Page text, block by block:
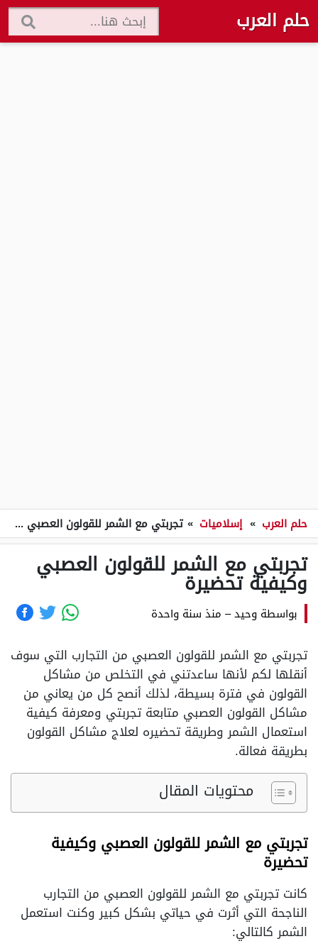
حلم العرب
حلم العرب » إسلاميات » تجربتي مع الشمر للقولون العصبي وكيفية تحضيرة
تجربتي مع الشمر للقولون العصبي
وكيفية تحضيرة
بواسطة وحيد– منذ سنة واحدة
تجربتي مع الشمر للقولون العصبي من التجارب التي سوف
أنقلها لكم لأنها ساعدتني في التخلص من مشاكل
القولون في فترة بسيطة، لذلك أنصح كل من يعاني من
مشاكل القولون العصبي متابعة تجربتي ومعرفة كيفية
استعمال الشمر وطريقة تحضيره لعلاج مشاكل القولون
بطريقة فعالة.
محتويات المقال
تجربتي مع الشمر للقولون العصبي وكيفية
تحضيرة
كانت تجربتي مع الشمر للقولون العصبي من التجارب
الناجحة التي أثرت في حياتي بشكل كبير وكنت استعمل
الشمر كالتالي: